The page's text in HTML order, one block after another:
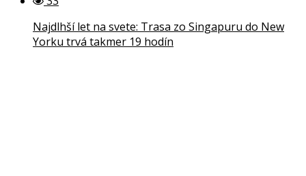
Najdlhší let na svete: Trasa zo Singapuru do New
Yorku trvá takmer 19 hodín